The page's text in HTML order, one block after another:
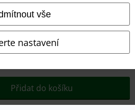
vše
nastavení
Přidat do košíku